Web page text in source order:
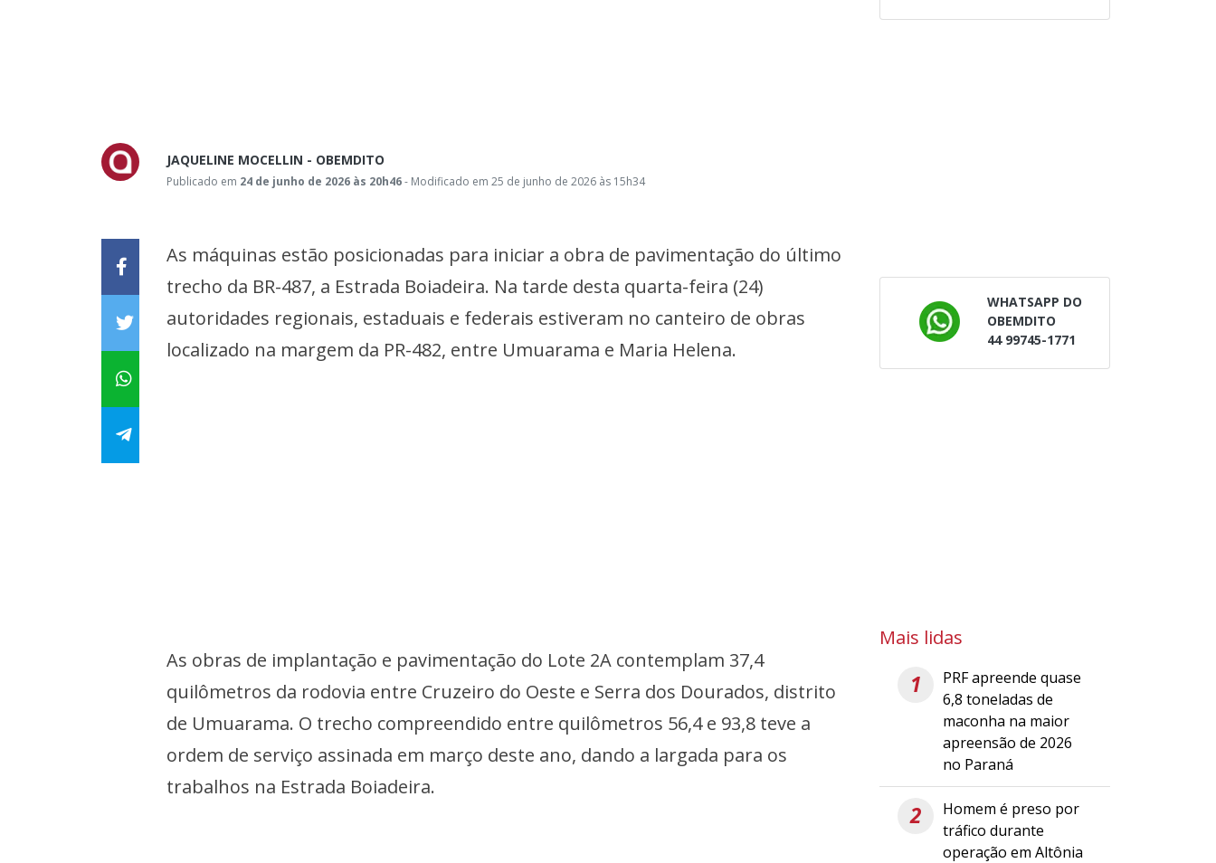
JAQUELINE MOCELLIN - OBEMDITO
Publicado em 24 de junho de 2026 às 20h46- Modificado em 25 de junho de 2026 às 15h34
As máquinas estão posicionadas para iniciar a obra de pavimentação do último
trecho da BR-487, a Estrada Boiadeira. Na tarde desta quarta-feira (24)
autoridades regionais, estaduais e federais estiveram no canteiro de obras
localizado na margem da PR-482, entre Umuarama e Maria Helena.
As obras de implantação e pavimentação do Lote 2A contemplam 37,4
quilômetros da rodovia entre Cruzeiro do Oeste e Serra dos Dourados, distrito
de Umuarama. O trecho compreendido entre quilômetros 56,4 e 93,8 teve a
ordem de serviço assinada em março deste ano, dando a largada para os
trabalhos na Estrada Boiadeira.
WHATSAPP DO
OBEMDITO
44 99745-1771
Mais lidas
1
PRF apreende quase
6,8 toneladas de
maconha na maior
apreensão de 2026
no Paraná
2
Homem é preso por
tráfico durante
operação em Altônia